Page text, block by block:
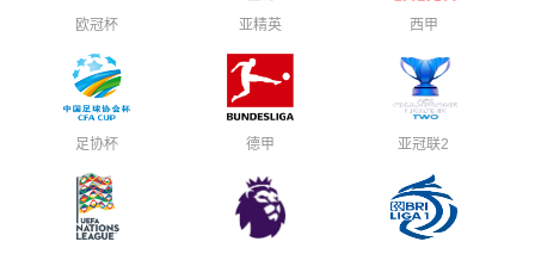
欧冠杯 亚精英 西甲
足协杯 德甲 亚冠联2